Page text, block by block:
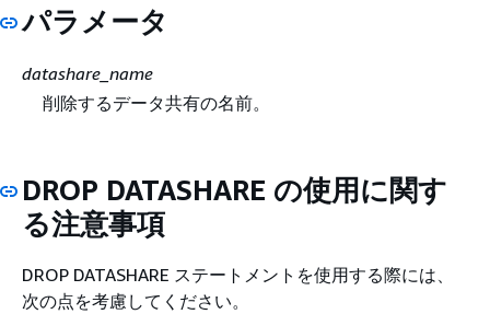
パラメータ
datashare_name
削除するデータ共有の名前。
DROP DATASHARE の使用に関す
る注意事項
DROP DATASHARE ステートメントを使用する際には、
次の点を考慮してください。